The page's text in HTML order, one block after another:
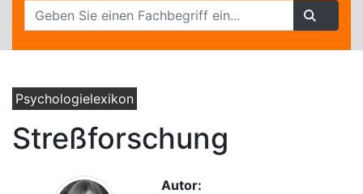
Psychologielexikon
Streßforschung
Autor: